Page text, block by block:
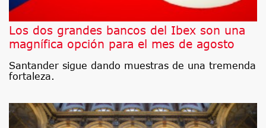
Los dos grandes bancos del Ibex son una
magnífica opción para el mes de agosto
Santander sigue dando muestras de una tremenda
fortaleza.